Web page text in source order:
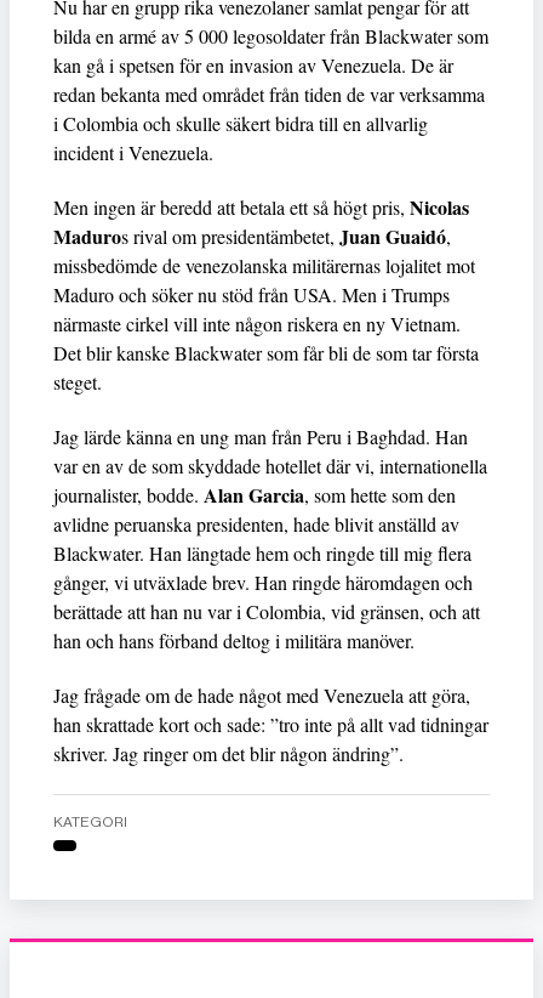
Nu har en grupp rika venezolaner samlat pengar för att
bilda en armé av 5 000 legosoldater från Blackwater som
kan gå i spetsen för en invasion av Venezuela. De är
redan bekanta med området från tiden de var verksamma
i Colombia och skulle säkert bidra till en allvarlig
incident i Venezuela.
Men ingen är beredd att betala ett så högt pris, Nicolas
Maduros rival om presidentämbetet, Juan Guaidó,
missbedömde de venezolanska militärernas lojalitet mot
Maduro och söker nu stöd från USA. Men i Trumps
närmaste cirkel vill inte någon riskera en ny Vietnam.
Det blir kanske Blackwater som får bli de som tar första
steget.
Jag lärde känna en ung man från Peru i Baghdad. Han
var en av de som skyddade hotellet där vi, internationella
journalister, bodde. Alan Garcia, som hette som den
avlidne peruanska presidenten, hade blivit anställd av
Blackwater. Han längtade hem och ringde till mig flera
gånger, vi utväxlade brev. Han ringde häromdagen och
berättade att han nu var i Colombia, vid gränsen, och att
han och hans förband deltog i militära manöver.
Jag frågade om de hade något med Venezuela att göra,
han skrattade kort och sade: ”tro inte på allt vad tidningar
skriver. Jag ringer om det blir någon ändring”.
KATEGORI